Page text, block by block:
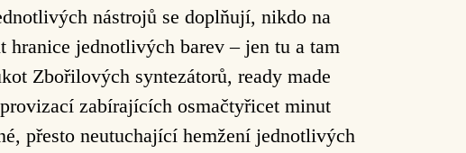
nástrojů se doplňují, nikdo na
hranice jednotlivých barev – jen tu a tam
Zbořilových syntezátorů, ready made
zabírajících osmačtyřicet minut
přesto neutuchající hemžení jednotlivých